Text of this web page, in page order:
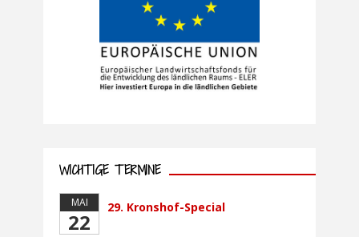
E-Mail *WICHTIGE TERMINE
MAI
22
29. Kronshof-Special